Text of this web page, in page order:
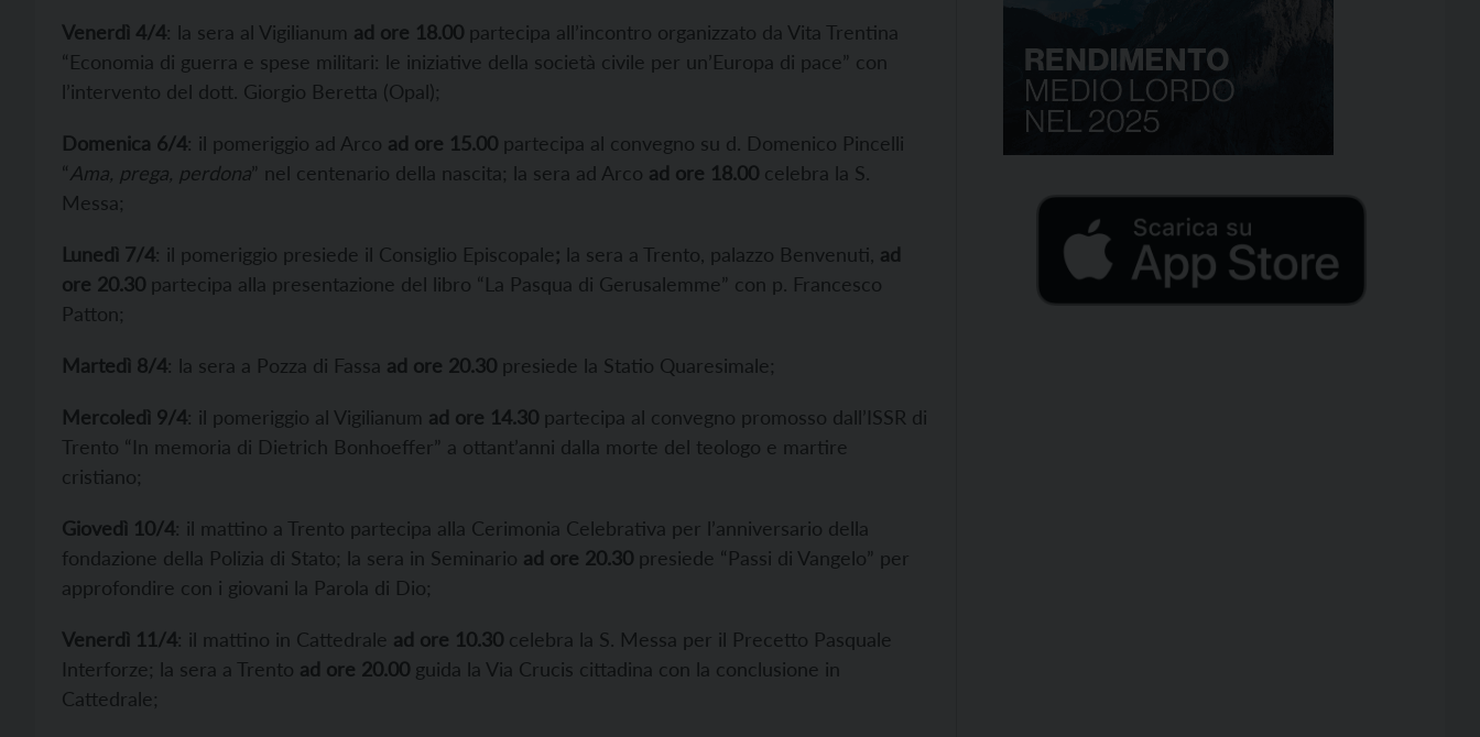
Venerdì 4/4: la sera al Vigilianum ad ore 18.00 partecipa all’incontro organizzato da Vita Trentina
“Economia di guerra e spese militari: le iniziative della società civile per un’Europa di pace” con
l’intervento del dott. Giorgio Beretta (Opal);
Domenica 6/4: il pomeriggio ad Arco ad ore 15.00 partecipa al convegno su d. Domenico Pincelli
“Ama, prega, perdona” nel centenario della nascita; la sera ad Arco ad ore 18.00 celebra la S.
Messa;
Lunedì 7/4: il pomeriggio presiede il Consiglio Episcopale; la sera a Trento, palazzo Benvenuti, ad
ore 20.30 partecipa alla presentazione del libro “La Pasqua di Gerusalemme” con p. Francesco
Patton;
Martedì 8/4: la sera a Pozza di Fassa ad ore 20.30 presiede la Statio Quaresimale;
Mercoledì 9/4: il pomeriggio al Vigilianum ad ore 14.30 partecipa al convegno promosso dall’ISSR di
Trento “In memoria di Dietrich Bonhoeffer” a ottant’anni dalla morte del teologo e martire
cristiano;
Giovedì 10/4: il mattino a Trento partecipa alla Cerimonia Celebrativa per l’anniversario della
fondazione della Polizia di Stato; la sera in Seminario ad ore 20.30 presiede “Passi di Vangelo” per
approfondire con i giovani la Parola di Dio;
Venerdì 11/4: il mattino in Cattedrale ad ore 10.30 celebra la S. Messa per il Precetto Pasquale
Interforze; la sera a Trento ad ore 20.00 guida la Via Crucis cittadina con la conclusione in
Cattedrale;